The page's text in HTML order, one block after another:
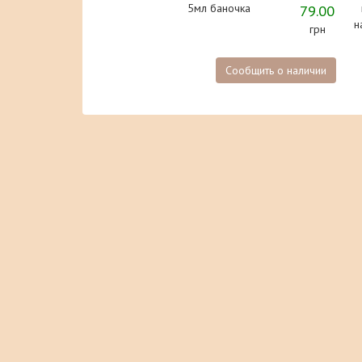
5мл баночка 79.00
грн
Сообщить о наличии